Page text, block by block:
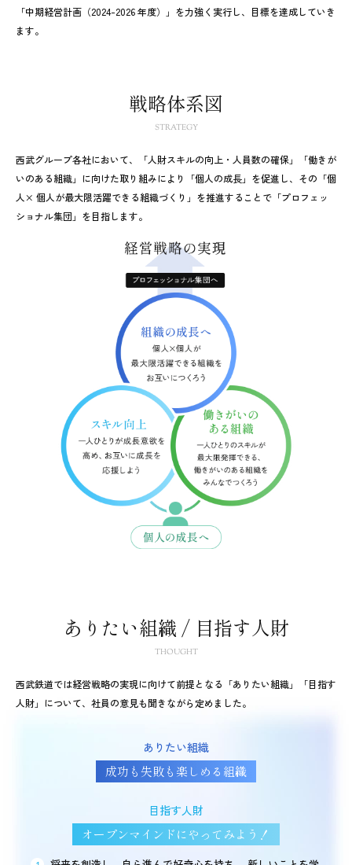
「中期経営計画（2024-2026 年度）」を力強く実行し、目標を達成していき
ます。
戦略体系図
STRATEGY
西武グループ各社において、「人財スキルの向上・人員数の確保」「働きが
いのある組織」に向けた取り組みにより「個人の成長」を促進し、その「個
人× 個人が最大限活躍できる組織づくり」を推進することで「プロフェッ
ショナル集団」を目指します。
ありたい組織 / 目指す人財
THOUGHT
西武鉄道では経営戦略の実現に向けて前提となる「ありたい組織」「目指す
人財」について、社員の意見も聞きながら定めました。
ありたい組織
成功も失敗も楽しめる組織
目指す人財
オープンマインドにやってみよう！